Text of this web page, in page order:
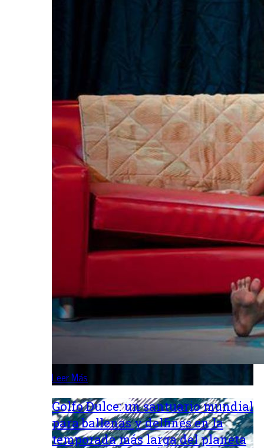
Leer Más
Golfo Dulce: un santuario mundial
para ballenas y delfines en la
temporada más larga del planeta